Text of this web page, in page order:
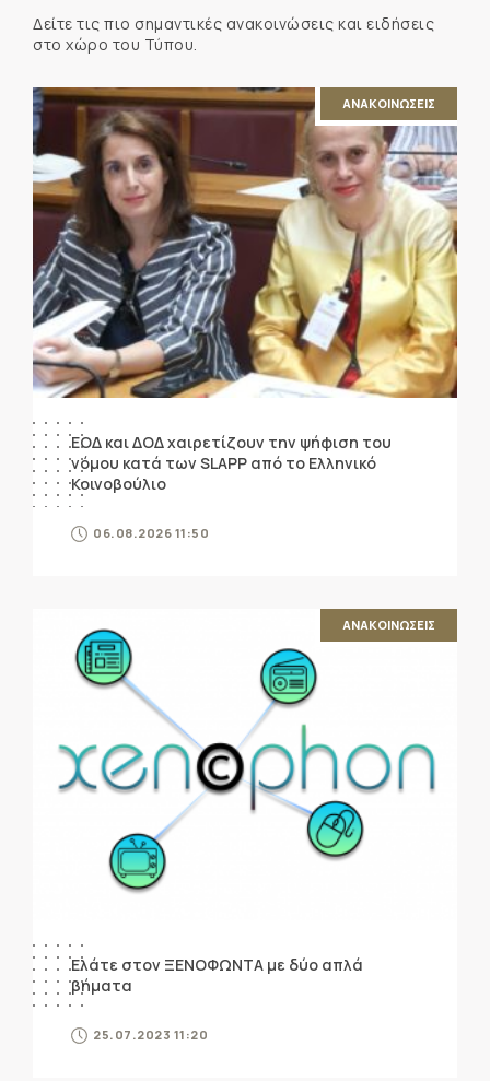
Δείτε τις πιο σημαντικές ανακοινώσεις και ειδήσεις
στο χώρο του Τύπου.
ΑΝΑΚΟΙΝΩΣΕΙΣ
ΕΟΔ και ΔΟΔ χαιρετίζουν την ψήφιση του
νόμου κατά των SLAPP από το Ελληνικό
Κοινοβούλιο
06.08.2026 11:50
ΑΝΑΚΟΙΝΩΣΕΙΣ
Ελάτε στον ΞΕΝΟΦΩΝΤΑ με δύο απλά
βήματα
25.07.2023 11:20